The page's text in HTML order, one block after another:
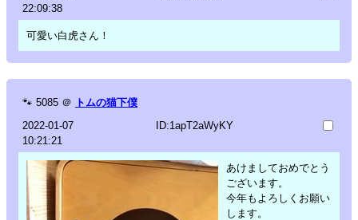
22:09:38
可愛い白虎さん！
🐾 5085 ＠ トムの猫下僕
2022-01-07
10:21:21
ID:1apT2aWyKY
あけましておめでとう
ございます。
今年もよろしくお願い
します。